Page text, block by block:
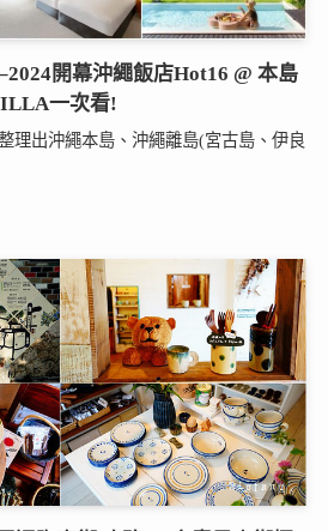
開幕沖繩飯店Hot16 @ 本島
一次看!
理出沖繩本島、沖繩離島(宮古島、伊良